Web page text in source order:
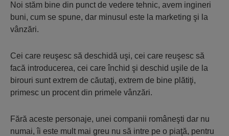
Noi stăm bine din punct de vedere tehnic, avem ingineri
buni, cum se spune, dar minusul este la marketing şi la
vânzări.
Cei care reuşesc să deschidă uşi, cei care reuşesc să
facă introducerea, cei care închid şi deschid uşile de la
birouri sunt extrem de căutaţi, extrem de bine plătiţi,
primesc un procent din primele vânzări.
Fără aceste personaje, unei companii româneşti dar nu
numai, îi este mult mai greu nu să intre pe o piaţă, pentru